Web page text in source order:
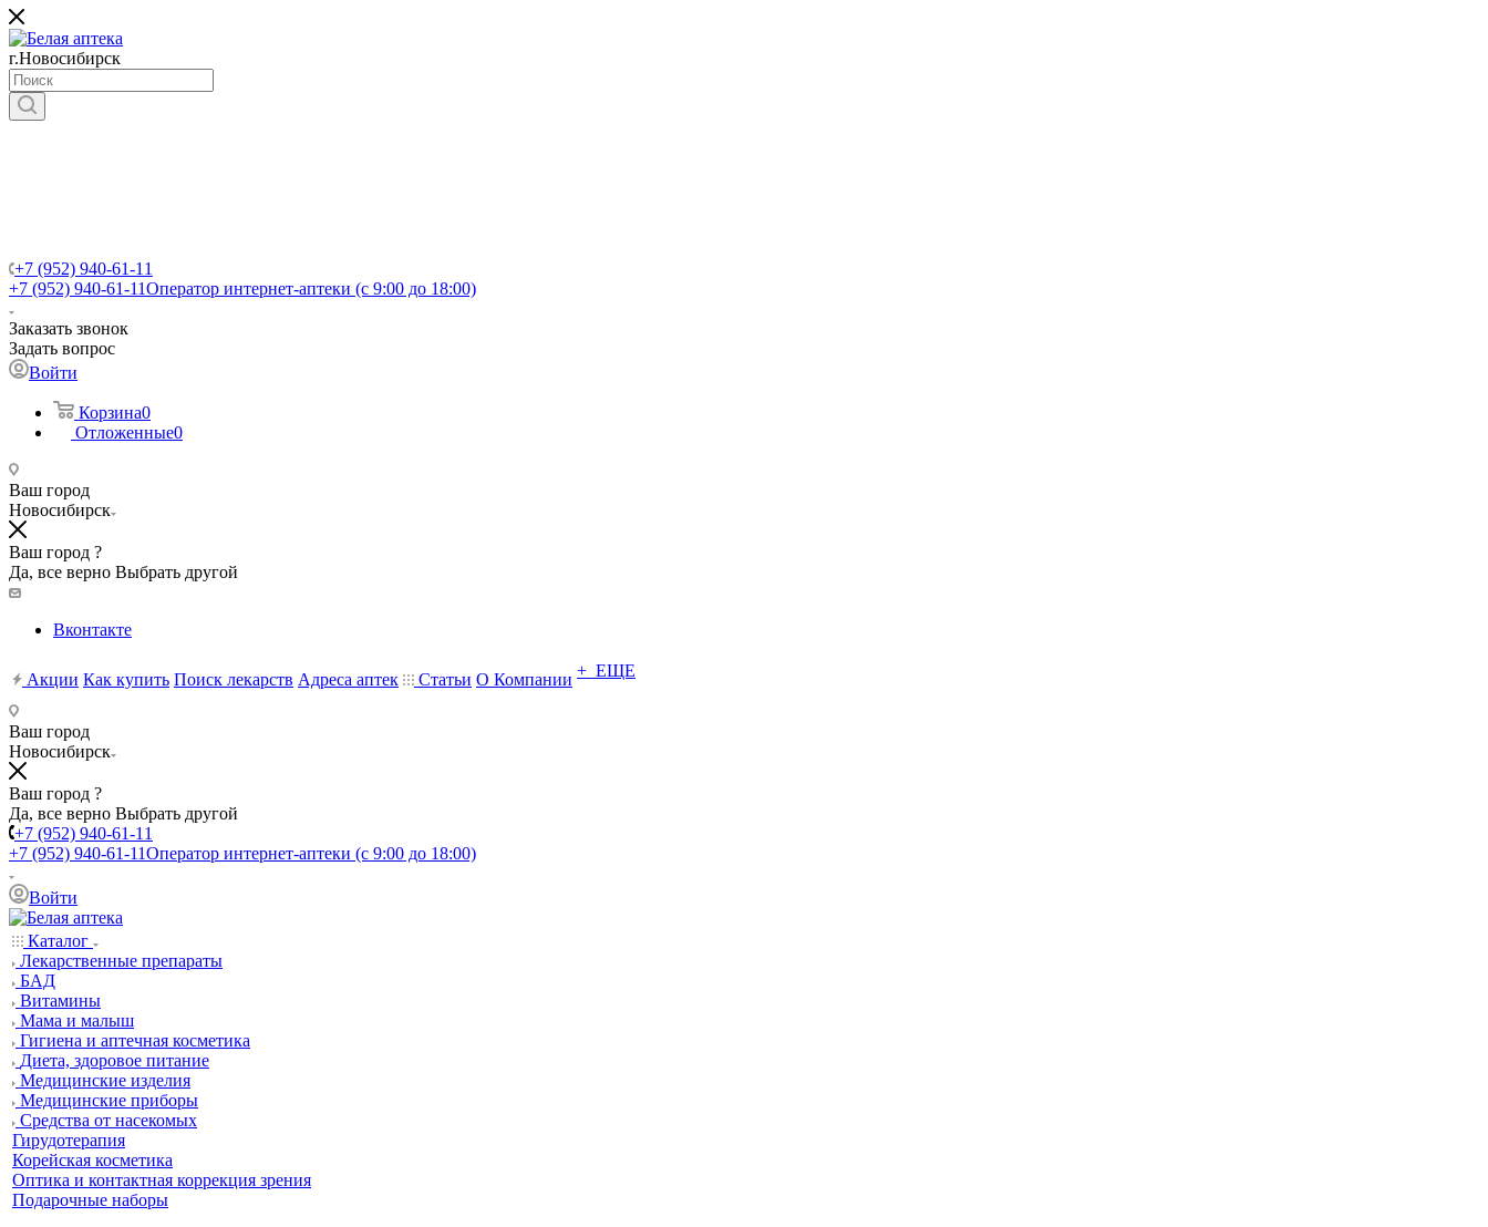
г.Новосибирск
+7 (952) 940-61-11
+7 (952) 940-61-11Оператор интернет-аптеки (с 9:00 до 18:00)
Заказать звонок
Задать вопрос
Войти
Корзина0
Отложенные0
Ваш город
Новосибирск
Ваш город ?
Да, все верно Выбрать другой
Вконтакте
Акции Как купить Поиск лекарств Адреса аптек Статьи О Компании + ЕЩЕ
Ваш город
Новосибирск
Ваш город ?
Да, все верно Выбрать другой
+7 (952) 940-61-11
+7 (952) 940-61-11Оператор интернет-аптеки (с 9:00 до 18:00)
Войти
Каталог
Лекарственные препараты
БАД
Витамины
Мама и малыш
Гигиена и аптечная косметика
Диета, здоровое питание
Медицинские изделия
Медицинские приборы
Средства от насекомых
Гирудотерапия
Корейская косметика
Оптика и контактная коррекция зрения
Подарочные наборы